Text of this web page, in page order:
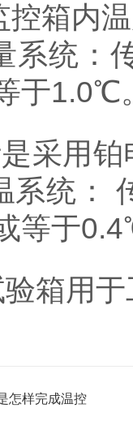
控箱内
系统：
于1.0℃
用铂
系统：
等于
用于
怎样完成温控